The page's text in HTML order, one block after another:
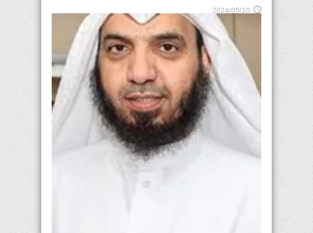
2024/05/10